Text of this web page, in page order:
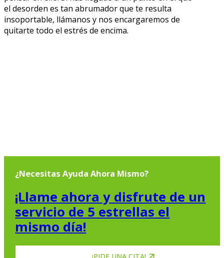
el desorden es tan abrumador que te resulta
insoportable, llámanos y nos encargaremos de
quitarte todo el estrés de encima.
¿Necesitas Ayuda Ahora Mismo?
¡Llame ahora y disfrute de un
servicio de 5 estrellas el
mismo día!